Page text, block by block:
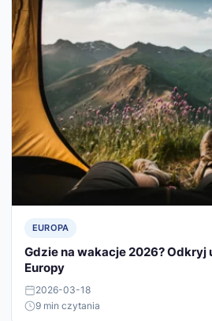
EUROPA
Gdzie na wakacje 2026? Odkryj
Europy
2026-03-18
9 min czytania